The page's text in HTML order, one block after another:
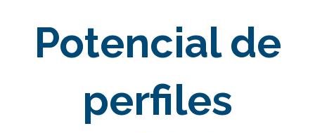
Potencial de
perfiles